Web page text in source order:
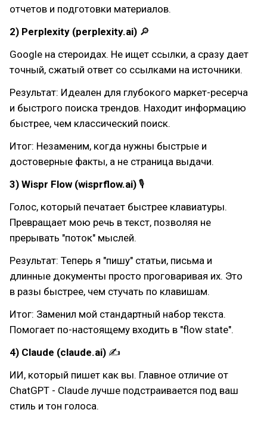
отчетов и подготовки материалов.
2) Perplexity (perplexity.ai) 🔎
Google на стероидах. Не ищет ссылки, а сразу дает
точный, сжатый ответ со ссылками на источники.
Результат: Идеален для глубокого маркет-ресерча
и быстрого поиска трендов. Находит информацию
быстрее, чем классический поиск.
Итог: Незаменим, когда нужны быстрые и
достоверные факты, а не страница выдачи.
3) Wispr Flow (wisprflow.ai) 🎙
Голос, который печатает быстрее клавиатуры.
Превращает мою речь в текст, позволяя не
прерывать "поток" мыслей.
Результат: Теперь я "пишу" статьи, письма и
длинные документы просто проговаривая их. Это
в разы быстрее, чем стучать по клавишам.
Итог: Заменил мой стандартный набор текста.
Помогает по-настоящему входить в "flow state".
4) Claude (claude.ai) ✍
ИИ, который пишет как вы. Главное отличие от
ChatGPT - Claude лучше подстраивается под ваш
стиль и тон голоса.